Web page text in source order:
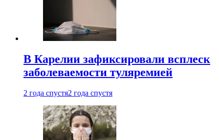
В Карелии зафиксировали всплеск
заболеваемости туляремией
2 года спустя2 года спустя